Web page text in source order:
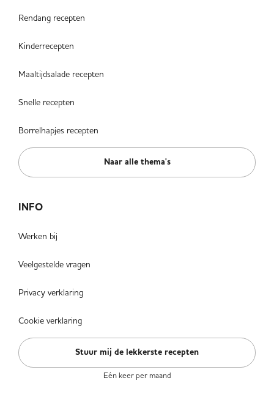
Rendang recepten
Kinderrecepten
Maaltijdsalade recepten
Snelle recepten
Borrelhapjes recepten
Naar alle thema's
INFO
Werken bij
Veelgestelde vragen
Privacy verklaring
Cookie verklaring
Stuur mij de lekkerste recepten
Eén keer per maand